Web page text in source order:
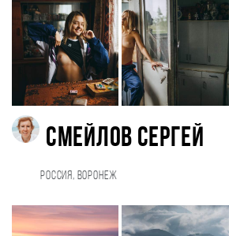
Смейлов Сергей
Россия, Воронеж